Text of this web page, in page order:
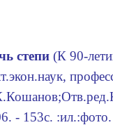
степи (К 90-
- 153с.